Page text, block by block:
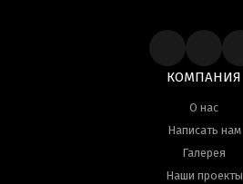
КОМПАНИЯ
О нас
Написать нам
Галерея
Наши проекты